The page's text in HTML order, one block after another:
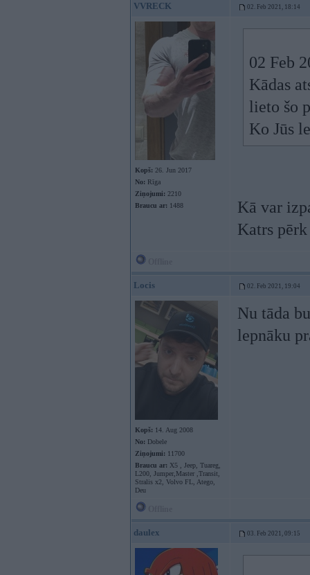
VVRECK 02. Feb 2021, 18:14
Kopš: 26. Jun 2017
No: Rīga
Ziņojumi: 2210
Braucu ar: 1488
02 Feb
Kādas
lieto šo
Ko Jūs
Kā var
Katrs
Locis 02. Feb 2021, 19:04
Kopš: 14. Aug 2008
No: Dobele
Ziņojumi: 11700
Braucu ar: X5 , Jeep, Tuareg,
L200, Jumper,Master ,Transit,
Stralis x2, Volvo FL, Atego,
Deu
Nu tāda
lepnāku
daulex 03. Feb 2021, 09:15